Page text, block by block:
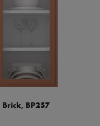
Brick, BP257